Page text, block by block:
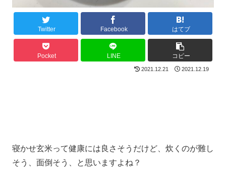
Twitter Facebook はてブ
Pocket LINE コピー
2021.12.21 2021.12.19
寝かせ玄米って健康には良さそうだけど、炊くのが難し
そう、面倒そう、と思いますよね？